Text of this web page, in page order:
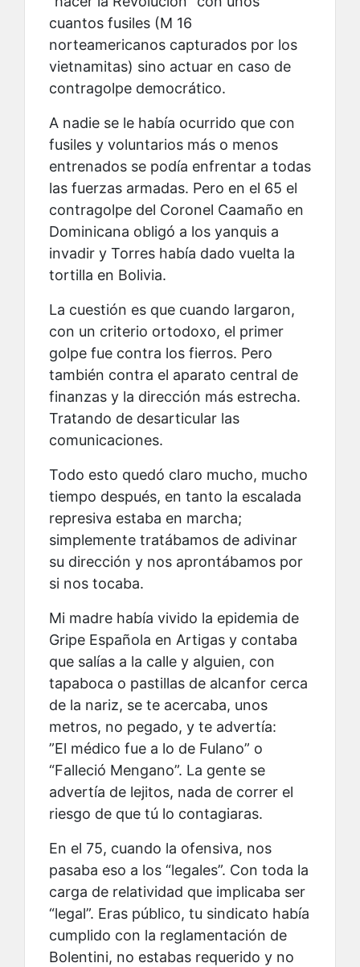
cuantos fusiles (M 16
norteamericanos capturados por los
vietnamitas) sino actuar en caso de
contragolpe democrático.
A nadie se le había ocurrido que con
fusiles y voluntarios más o menos
entrenados se podía enfrentar a todas
las fuerzas armadas. Pero en el 65 el
contragolpe del Coronel Caamaño en
Dominicana obligó a los yanquis a
invadir y Torres había dado vuelta la
tortilla en Bolivia.
La cuestión es que cuando largaron,
con un criterio ortodoxo, el primer
golpe fue contra los fierros. Pero
también contra el aparato central de
finanzas y la dirección más estrecha.
Tratando de desarticular las
comunicaciones.
Todo esto quedó claro mucho, mucho
tiempo después, en tanto la escalada
represiva estaba en marcha;
simplemente tratábamos de adivinar
su dirección y nos aprontábamos por
si nos tocaba.
Mi madre había vivido la epidemia de
Gripe Española en Artigas y contaba
que salías a la calle y alguien, con
tapaboca o pastillas de alcanfor cerca
de la nariz, se te acercaba, unos
metros, no pegado, y te advertía:
”El médico fue a lo de Fulano” o
“Falleció Mengano”. La gente se
advertía de lejitos, nada de correr el
riesgo de que tú lo contagiaras.
En el 75, cuando la ofensiva, nos
pasaba eso a los “legales”. Con toda la
carga de relatividad que implicaba ser
“legal”. Eras público, tu sindicato había
cumplido con la reglamentación de
Bolentini, no estabas requerido y no